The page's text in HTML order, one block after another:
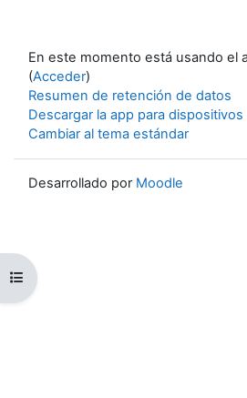
Abrir índice del curso
En este momento está usando el
(Acceder)
Resumen de retención de datos
Descargar la app para dispositivos
Cambiar al tema estándar
Desarrollado por Moodle